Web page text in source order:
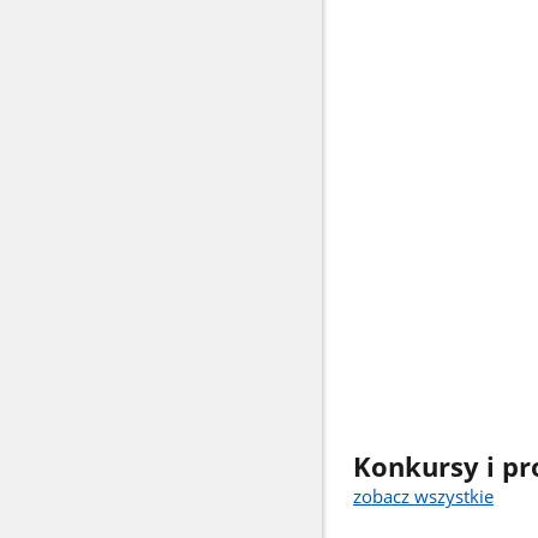
Konkursy i
zobacz wszystkie